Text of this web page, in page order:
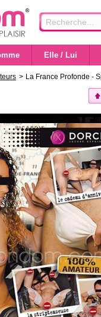
Elle / Lui
> La France Profonde -